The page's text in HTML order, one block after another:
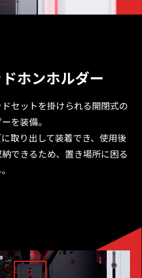
ホンホルダー
セットを掛けられる開閉式の
を装備。
取り出して装着でき、使用後
できるため、置き場所に困る